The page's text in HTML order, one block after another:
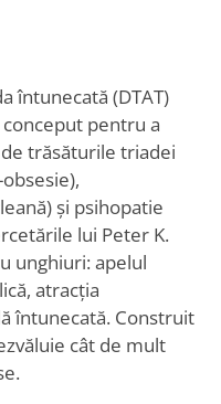
întunecată (DTAT)
pentru a
trăsăturile triadei
și psihopatie
lui Peter K.
unghiuri: apelul
atracția
întunecată. Construit
cât de mult